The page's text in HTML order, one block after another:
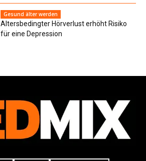
Gesund älter werden
Altersbedingter Hörverlust erhöht Risiko
für eine Depression